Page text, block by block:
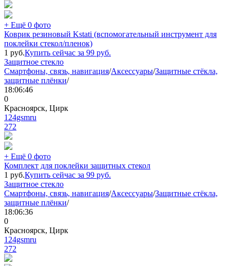
+ Ещё 0 фото
Коврик резиновый Kstati (вспомогательный инструмент для
поклейки стекол/пленок)
1 руб.Купить сейчас за 99 руб.
Защитное стекло
Смартфоны, связь, навигация/Аксессуары/Защитные стёкла,
защитные плёнки/
18:06:46
0
Красноярск, Цирк
124gsmru
272
+ Ещё 0 фото
Комплект для поклейки защитных стекол
1 руб.Купить сейчас за 99 руб.
Защитное стекло
Смартфоны, связь, навигация/Аксессуары/Защитные стёкла,
защитные плёнки/
18:06:36
0
Красноярск, Цирк
124gsmru
272